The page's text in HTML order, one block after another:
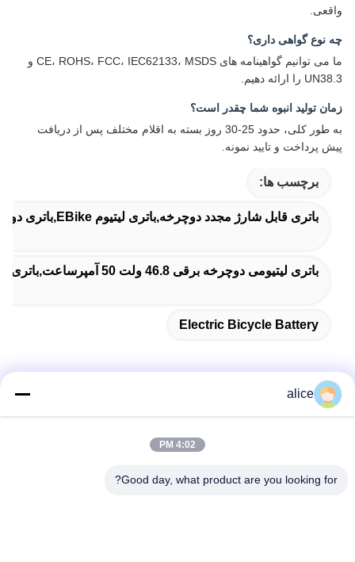
واقعی.
چه نوع گواهی داری؟
ما می توانیم گواهینامه های CE، ROHS، FCC، IEC62133، MSDS و
UN38.3 را ارائه دهیم.
زمان تولید انبوه شما چقدر است؟
به طور کلی، حدود 25-30 روز بسته به اقلام مختلف پس از دریافت
پیش پرداخت و تایید نمونه.
برچسب ها:
باتری قابل شارژ مجدد دوچرخه,باتری لیتیوم EBike,باتری دوچرخه برقی
باتری لیتیومی دوچرخه برقی 46.8 ولت 50 آمپرساعت,باتری لیتیومی دوچرخه برقی 36 ولت 10 آمپرساعت,بسته باتری لیتیوم یون 46.8 ولت 50 آمپرساعت
Electric Bicycle Battery
تماس سریع
جاده پنجم فویوان، پارک صنعتی باتری لیتیوم، منطقه تکنولوژی بالا،
alice
4:02 PM
Good day, what product are you looking for?